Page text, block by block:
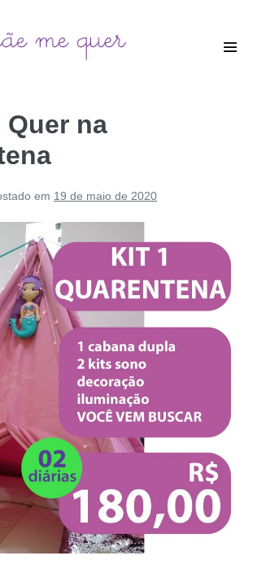
Quer na
em 19 de maio de 2020